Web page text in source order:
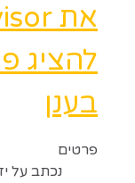
בענן
פרטים
נכתב על ידי